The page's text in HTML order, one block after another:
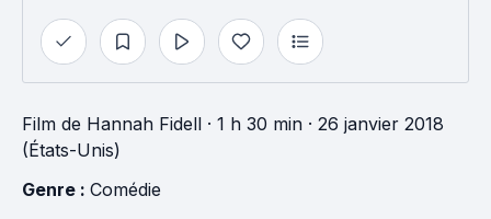
Film de Hannah Fidell · 1 h 30 min · 26 janvier 2018
(États-Unis)
Genre : Comédie